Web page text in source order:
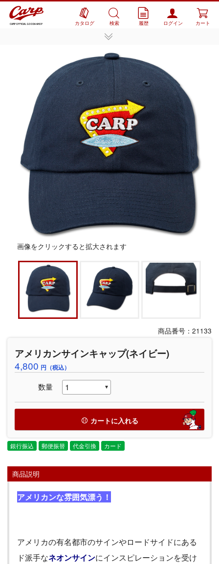
CARP OFFICIAL GOODS SHOP カタログ 検索 履歴 ログイン カート
画像をクリックすると拡大されます
商品番号：21133
アメリカンサインキャップ(ネイビー)
4,800 円（税込）
数量
カートに入れる
銀行振込 郵便振替 代金引換 カード
商品説明
アメリカンな雰囲気漂う！
アメリカの有名都市のサインやロードサイドにある
ド派手なネオンサインにインスピレーションを受け